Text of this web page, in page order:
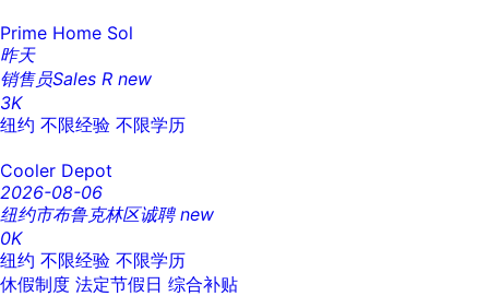
Prime Home Sol
昨天
销售员Sales R new
3K
纽约 不限经验 不限学历
Cooler Depot
2026-08-06
纽约市布鲁克林区诚聘 new
0K
纽约 不限经验 不限学历
休假制度 法定节假日 综合补贴